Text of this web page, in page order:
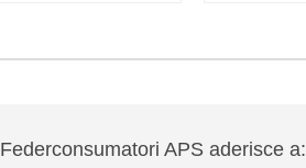
Federconsumatori APS aderisce a: